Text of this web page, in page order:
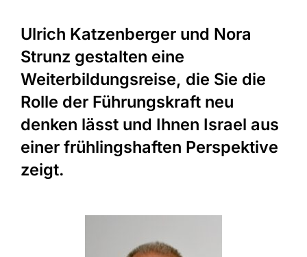
Ulrich Katzenberger und Nora
Strunz gestalten eine
Weiterbildungsreise, die Sie die
Rolle der Führungskraft neu
denken lässt und Ihnen Israel aus
einer frühlingshaften Perspektive
zeigt.